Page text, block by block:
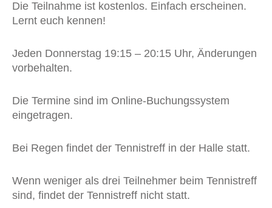
Die Teilnahme ist kostenlos. Einfach erscheinen.
Lernt euch kennen!
Jeden Donnerstag 19:15 – 20:15 Uhr, Änderungen
vorbehalten.
Die Termine sind im Online-Buchungssystem
eingetragen.
Bei Regen findet der Tennistreff in der Halle statt.
Wenn weniger als drei Teilnehmer beim Tennistreff
sind, findet der Tennistreff nicht statt.